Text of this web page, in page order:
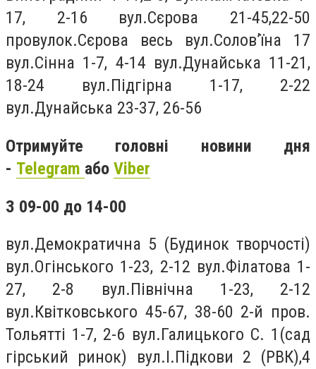
17, 2-16 вул.Сєрова 21-45,22-50
провулок.Сєрова весь вул.Солов’їна 17
вул.Сiнна 1-7, 4-14 вул.Дунайська 11-21,
18-24 вул.Пiдгiрна 1-17, 2-22
вул.Дунайська 23-37, 26-56
Отримуйте головні новини дня
- Telegram або Viber
З 09-00 до 14-00
вул.Демократична 5 (Будинок творчості)
вул.Огiнського 1-23, 2-12 вул.Фiлатова 1-
27, 2-8 вул.Пiвнiчна 1-23, 2-12
вул.Квiтковського 45-67, 38-60 2-й пров.
Тольяттi 1-7, 2-6 вул.Галицького С. 1(сад
гірський ринок) вул.І.Підкови 2 (РВК),4